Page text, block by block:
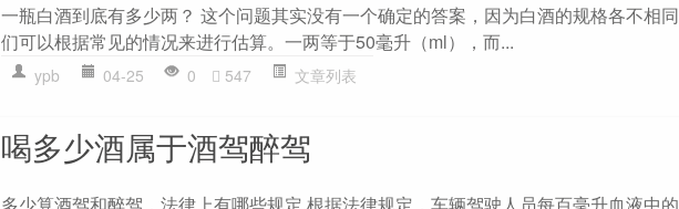
一瓶白酒到底有多少两？ 这个问题其实没有一个确定的答案，因为白酒的规格各不相
们可以根据常见的情况来进行估算。一两等于50毫升（ml），而...
ypb 04-25 0 547 文章列表
喝多少酒属于酒驾醉驾
多少算酒驾和醉驾，法律上有哪些规定 根据法律规定，车辆驾驶人员每百毫升血液中